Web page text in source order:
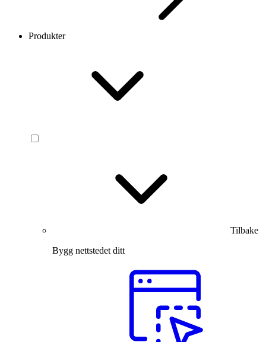
Produkter
Tilbake
Bygg nettstedet ditt